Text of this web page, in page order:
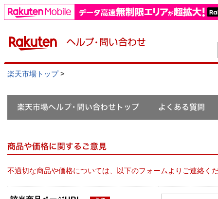
楽天市場トップ>
不適切な商品や価格については、以下のフォームよりご連絡く